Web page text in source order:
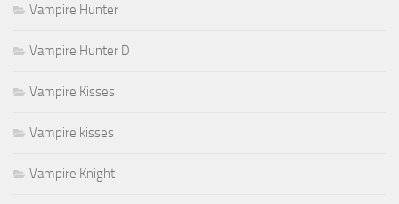
Vampire Hunter
Vampire Hunter D
Vampire Kisses
Vampire kisses
Vampire Knight